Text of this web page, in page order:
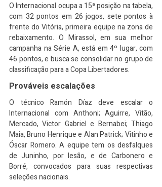
O Internacional ocupa a 15ª posição na tabela,
com 32 pontos em 26 jogos, sete pontos à
frente do Vitória, primeira equipe na zona de
rebaixamento. O Mirassol, em sua melhor
campanha na Série A, está em 4º lugar, com
46 pontos, e busca se consolidar no grupo de
classificação para a Copa Libertadores.
Prováveis escalações
O técnico Ramón Díaz deve escalar o
Internacional com Anthoni; Aguirre, Vitão,
Mercado, Victor Gabriel e Bernabei; Thiago
Maia, Bruno Henrique e Alan Patrick; Vitinho e
Óscar Romero. A equipe tem os desfalques
de Juninho, por lesão, e de Carbonero e
Borré, convocados para suas respectivas
seleções nacionais.